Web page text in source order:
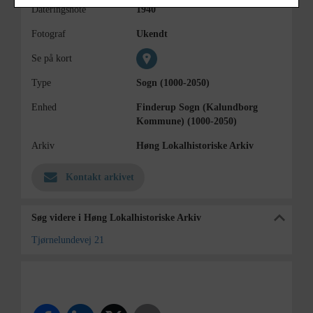
Dateringsnote 1940
Fotograf Ukendt
Se på kort
Type Sogn (1000-2050)
Enhed
Finderup Sogn (Kalundborg
Kommune) (1000-2050)
Arkiv Høng Lokalhistoriske Arkiv
Kontakt arkivet
Søg videre i Høng Lokalhistoriske Arkiv
Tjørnelundevej 21